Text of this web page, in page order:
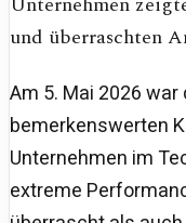
und überraschten
Am 5. Mai 2026 war
bemerkenswerten
Unternehmen im
extreme